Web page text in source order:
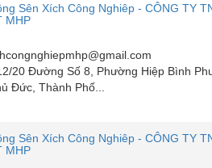
Sên Xích Công Nghiêp - CÔNG TY
MHP
20 Đường Số 8, Phường Hiệp Bình
Đức, Thành Phố...
Sên Xích Công Nghiêp - CÔNG TY
MHP